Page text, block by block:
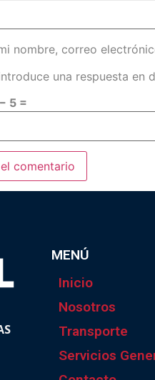
nombre, correo
una respuesta en
5 =
MENÚ
Inicio
Nosotros
Transporte
Servicios